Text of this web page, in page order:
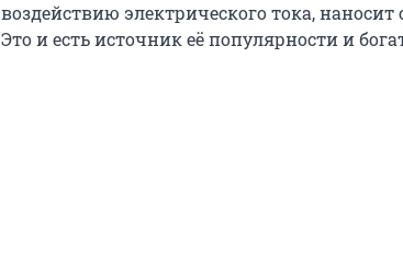
воздействию электрического тока,
Это и есть источник её популярности и